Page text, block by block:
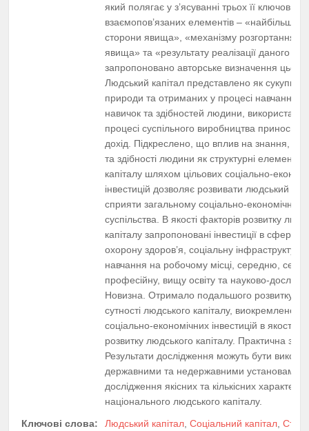
який полягає у з’ясуванні трьох її ключових
взаємопов’язаних елементів – «найбільш
сторони явища», «механізму розгортання
явища» та «результату реалізації даного
запропоновано авторське визначення цього
Людський капітал представлено як
природи та отриманих у процесі навчання
навичок та здібностей людини,
процесі суспільного виробництва приносить
дохід. Підкреслено, що вплив на знання,
та здібності людини як структурні елементи
капіталу шляхом цільових соціально-
інвестицій дозволяє розвивати людський
сприяти загальному соціально-
суспільства. В якості факторів розвитку
капіталу запропоновані інвестиції в сферу
охорону здоров’я, соціальну
навчання на робочому місці, середню,
професійну, вищу освіту та науково-
Новизна. Отримало подальшого розвитку
сутності людського капіталу, виокремлено
соціально-економічних інвестицій в якості
розвитку людського капіталу. Практична
Результати дослідження можуть бути
державними та недержавними установами в
дослідження якісних та кількісних
національного людського капіталу.
Ключові слова:
Людський капітал Соціальний капітал